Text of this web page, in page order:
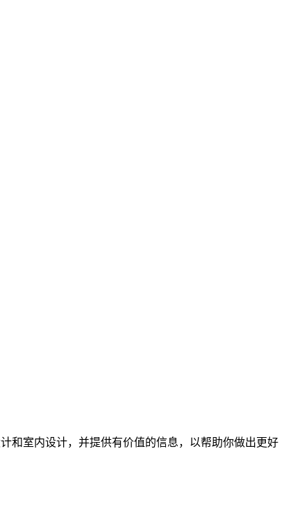
和室内设计，并提供有价值的信息，以帮助你做出更好